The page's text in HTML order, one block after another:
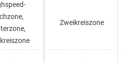
Zweikreiszone